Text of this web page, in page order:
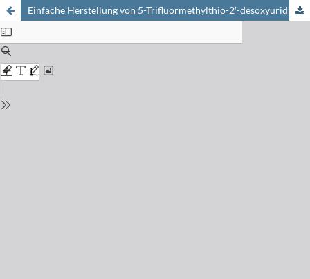
Einfache Herstellung von 5-Trifluormethylthio-2′-desoxyuridin